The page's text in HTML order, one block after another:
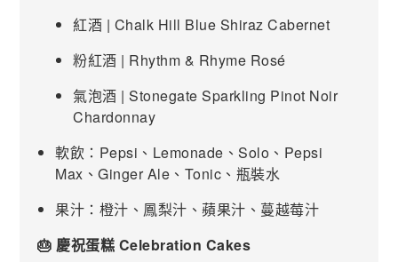
紅酒 | Chalk Hill Blue Shiraz Cabernet
粉紅酒 | Rhythm & Rhyme Rosé
氣泡酒 | Stonegate Sparkling Pinot Noir
Chardonnay
軟飲：Pepsi、Lemonade、Solo、Pepsi
Max、Ginger Ale、Tonic、瓶裝水
果汁：橙汁、鳳梨汁、蘋果汁、蔓越莓汁
🎂 慶祝蛋糕 Celebration Cakes